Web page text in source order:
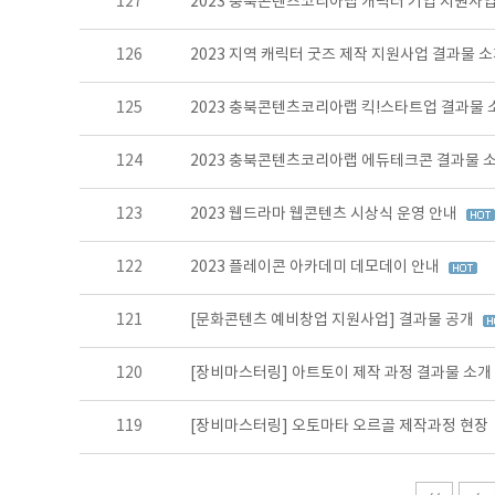
126 2023 지역 캐릭터 굿즈 제작 지원사업 결과물 소
125 2023 충북콘텐츠코리아랩 킥!스타트업 결과물
124 2023 충북콘텐츠코리아랩 에듀테크콘 결과물
123 2023 웹드라마 웹콘텐츠 시상식 운영 안내
122 2023 플레이콘 아카데미 데모데이 안내
121 [문화콘텐츠 예비창업 지원사업] 결과물 공개
120 [장비마스터링] 아트토이 제작 과정 결과물 소개
119 [장비마스터링] 오토마타 오르골 제작과정 현장